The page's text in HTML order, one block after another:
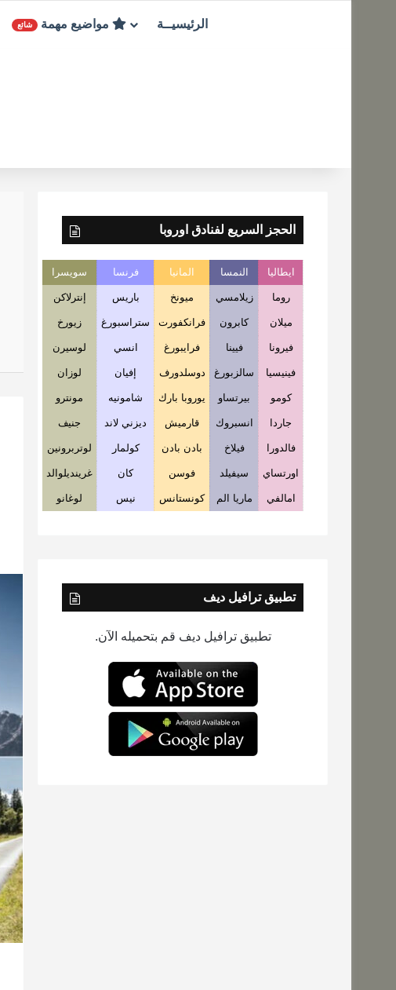
الرئيسيــة مواضيع مهمة شائع
الحجز السريع لفنادق اوروبا
ايطاليا النمسا المانيا فرنسا سويسرا
روما زيلامسي ميونخ باريس إنترلاكن
ميلان كابرون فرانكفورت ستراسبورغ زيورخ
فيرونا فيينا فرايبورغ انسي لوسيرن
فينيسيا سالزبورغ دوسلدورف إفيان لوزان
كومو بيرتساو يوروبا بارك شامونيه مونترو
جاردا انسبروك قارميش ديزني لاند جنيف
فالدورا فيلاخ بادن بادن كولمار لوتربرونين
اورتساي سيفيلد فوسن كان غرينديلوالد
امالفي ماريا الم كونستانس نيس لوغانو
تطبيق ترافيل ديف
تطبيق ترافيل ديف قم بتحميله الآن.